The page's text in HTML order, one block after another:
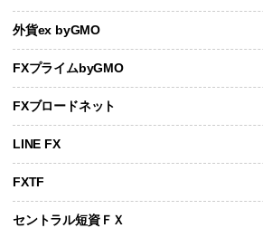
外貨ex byGMO
FXプライムbyGMO
FXブロードネット
LINE FX
FXTF
セントラル短資ＦＸ